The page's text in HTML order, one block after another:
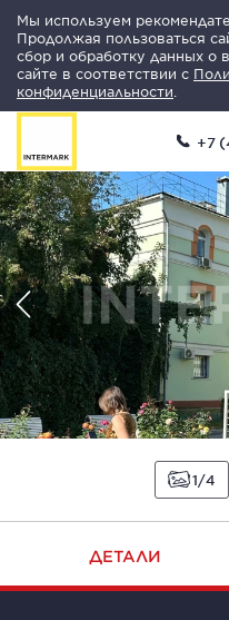
Мы используем
Продолжая пользоваться
сбор и обработку данных о
сайте в соответствии с
конфиденциальности
+7
1 4
ДЕТАЛИ